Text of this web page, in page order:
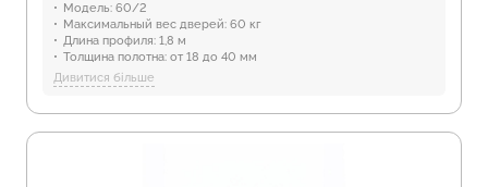
Модель: 60/2
Максимальный вес дверей: 60 кг
Длина профиля: 1,8 м
Толщина полотна: от 18 до 40 мм
Отрасли: Производство мебели
Предназначение:
Дивитися більше